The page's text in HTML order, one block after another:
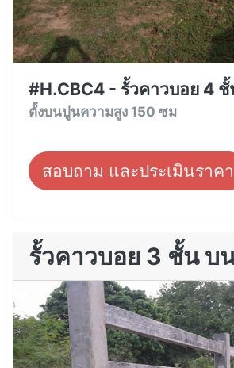
#H.CBC4 - รั้วคาวบอย 4 ชั้
ตั้งบนปูนความสูง 150 ซม
สอบถาม และประเมินราคา
รั้วคาวบอย 3 ชั้น บ